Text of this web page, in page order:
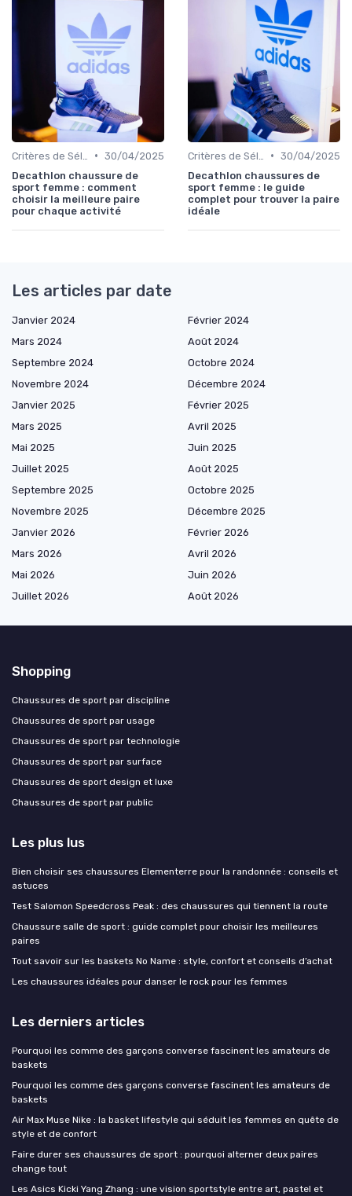
• 30/04/2025
Decathlon chaussure de
sport femme : comment
choisir la meilleure paire
pour chaque activité
• 30/04/2025
Decathlon chaussures de
sport femme : le guide
complet pour trouver la paire
idéale
Les articles par date
Janvier 2024
Février 2024
Mars 2024
Août 2024
Septembre 2024
Octobre 2024
Novembre 2024
Décembre 2024
Janvier 2025
Février 2025
Mars 2025
Avril 2025
Mai 2025
Juin 2025
Juillet 2025
Août 2025
Septembre 2025
Octobre 2025
Novembre 2025
Décembre 2025
Janvier 2026
Février 2026
Mars 2026
Avril 2026
Mai 2026
Juin 2026
Juillet 2026
Août 2026
Shopping
Chaussures de sport par discipline
Chaussures de sport par usage
Chaussures de sport par technologie
Chaussures de sport par surface
Chaussures de sport design et luxe
Chaussures de sport par public
Les plus lus
Bien choisir ses chaussures Elementerre pour la randonnée : conseils et
astuces
Test Salomon Speedcross Peak : des chaussures qui tiennent la route
Chaussure salle de sport : guide complet pour choisir les meilleures
paires
Tout savoir sur les baskets No Name : style, confort et conseils d’achat
Les chaussures idéales pour danser le rock pour les femmes
Les derniers articles
Pourquoi les comme des garçons converse fascinent les amateurs de
baskets
Pourquoi les comme des garçons converse fascinent les amateurs de
baskets
Air Max Muse Nike : la basket lifestyle qui séduit les femmes en quête de
style et de confort
Faire durer ses chaussures de sport : pourquoi alterner deux paires
change tout
Les Asics Kicki Yang Zhang : une vision sportstyle entre art, pastel et